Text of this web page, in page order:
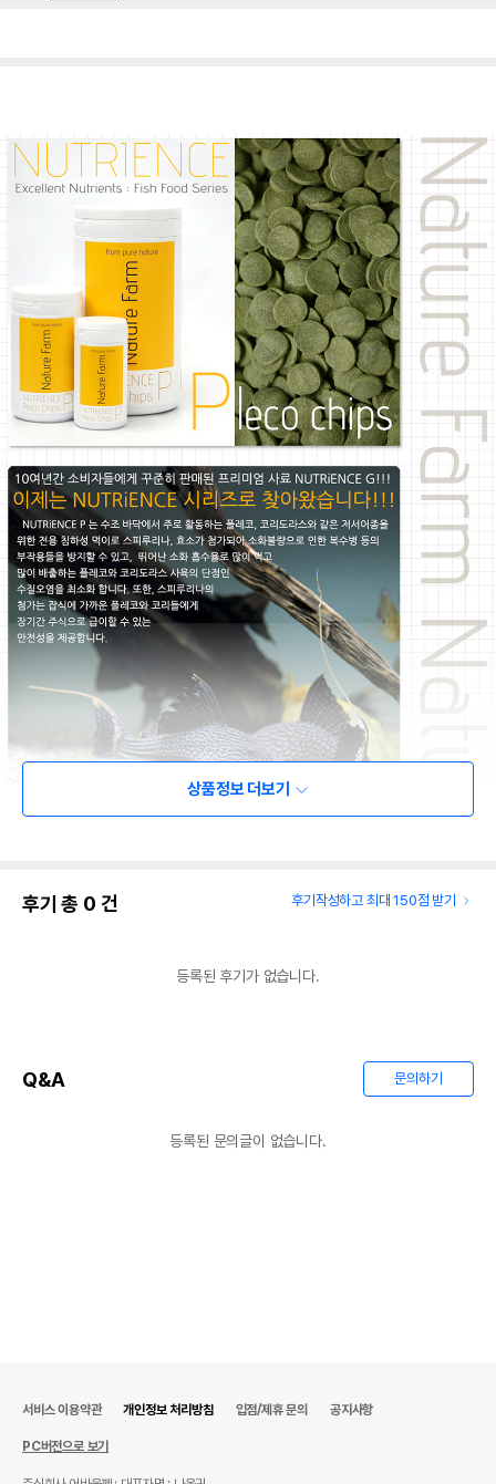
상품정보 더보기
후기 총 0 건 후기작성하고 최대 150점 받기
등록된 후기가 없습니다.
Q&A 문의하기
등록된 문의글이 없습니다.
서비스 이용약관 개인정보 처리방침 입점/제휴 문의 공지사항
PC버전으로 보기